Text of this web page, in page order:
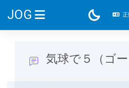
JOG 正
気球で５（ゴー